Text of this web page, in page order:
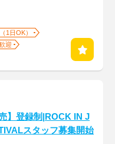
1日OK）
迎
】登録制|ROCK IN J
スタッフ募集開始